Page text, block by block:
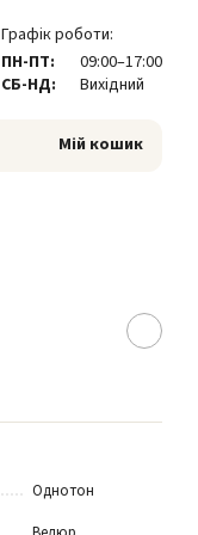
Графік роботи:
ПН-ПТ:
09:00–17:00
СБ-НД:
Вихідний
Мій кошик
Однотон